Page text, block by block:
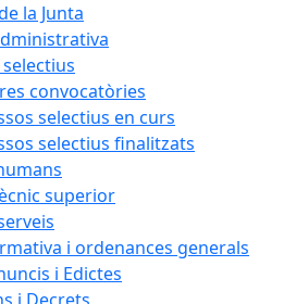
la Junta
convocatòries
selectius en curs
selectius finalitzats
superior
i ordenances generals
i Edictes